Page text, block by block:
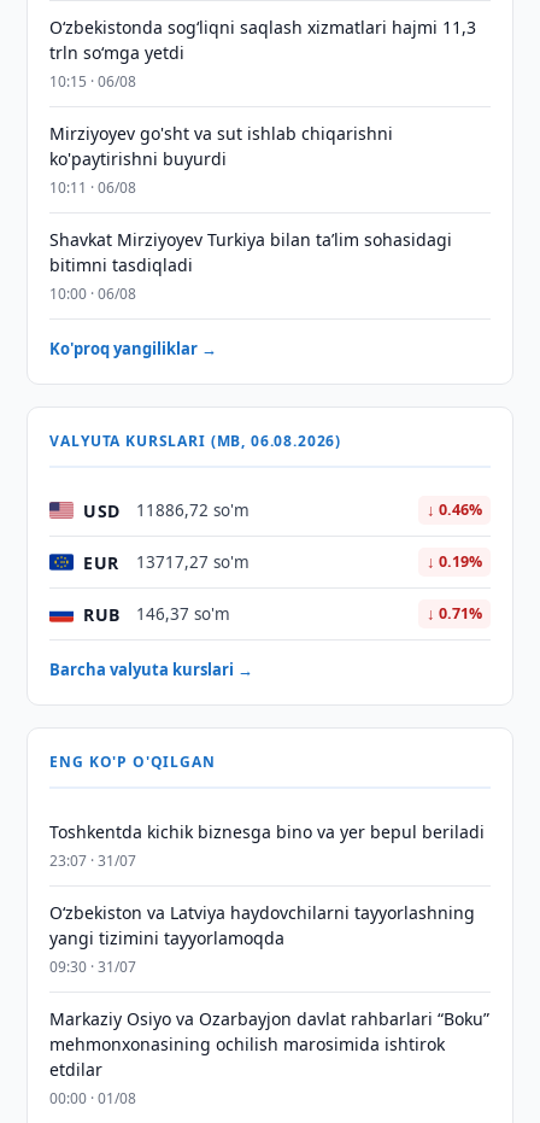
O‘zbekistonda sog‘liqni saqlash xizmatlari hajmi 11,3
trln so‘mga yetdi
10:15 · 06/08
Mirziyoyev go'sht va sut ishlab chiqarishni
ko'paytirishni buyurdi
10:11 · 06/08
Shavkat Mirziyoyev Turkiya bilan taʼlim sohasidagi
bitimni tasdiqladi
10:00 · 06/08
Ko'proq yangiliklar →
VALYUTA KURSLARI (MB, 06.08.2026)
USD 11886,72 so'm ↓ 0.46%
EUR 13717,27 so'm ↓ 0.19%
RUB 146,37 so'm ↓ 0.71%
Barcha valyuta kurslari →
ENG KO'P O'QILGAN
Toshkentda kichik biznesga bino va yer bepul beriladi
23:07 · 31/07
Oʻzbekiston va Latviya haydovchilarni tayyorlashning
yangi tizimini tayyorlamoqda
09:30 · 31/07
Markaziy Osiyo va Ozarbayjon davlat rahbarlari “Boku”
mehmonxonasining ochilish marosimida ishtirok
etdilar
00:00 · 01/08